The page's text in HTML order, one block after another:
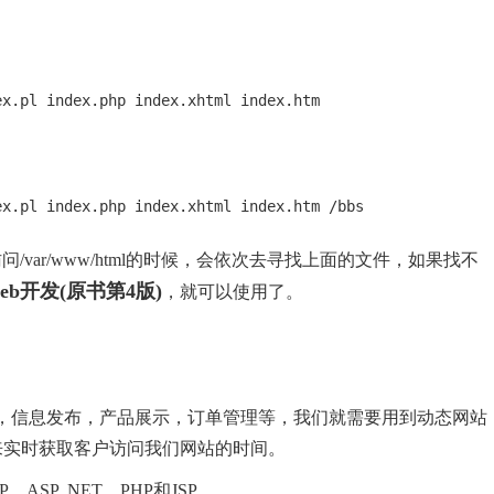
/var/www/html的时候，会依次去寻找上面的文件，如果找不
开发(原书第4版) ，就可以使用了。
息发布，产品展示，订单管理等，我们就需要用到动态网站
时获取客户访问我们网站的时间。
ASP .NET，PHP和JSP。